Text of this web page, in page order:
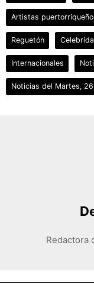
Artistas
Reguetón
Internacionales
Noticias del Martes,
Redactora